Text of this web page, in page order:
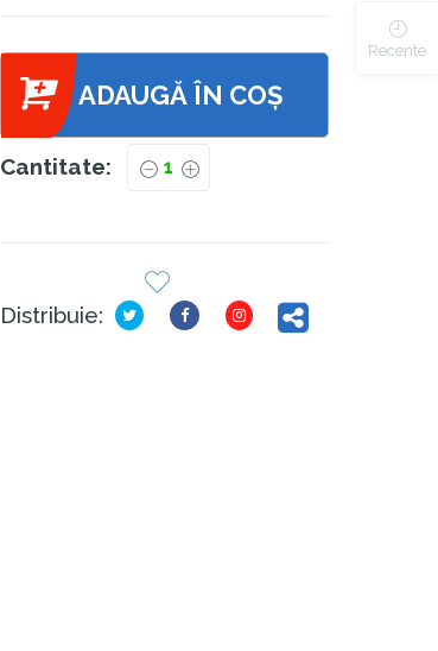
ADAUGĂ ÎN COȘ
Cantitate:
Distribuie:
Recente